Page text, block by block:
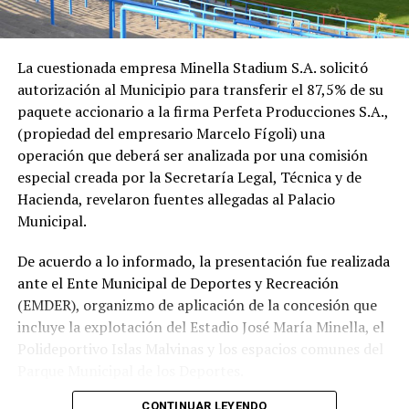
La cuestionada empresa Minella Stadium S.A. solicitó
autorización al Municipio para transferir el 87,5% de su
paquete accionario a la firma Perfeta Producciones S.A.,
(propiedad del empresario Marcelo Fígoli) una
operación que deberá ser analizada por una comisión
especial creada por la Secretaría Legal, Técnica y de
Hacienda, revelaron fuentes allegadas al Palacio
Municipal.
De acuerdo a lo informado, la presentación fue realizada
ante el Ente Municipal de Deportes y Recreación
(EMDER), organizmo de aplicación de la concesión que
incluye la explotación del Estadio José María Minella, el
Polideportivo Islas Malvinas y los espacios comunes del
CONTINUAR LEYENDO